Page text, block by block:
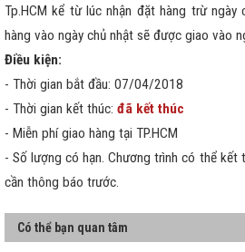
Tp.HCM kể từ lúc nhận đặt hàng trừ ngày
hàng vào ngày chủ nhật sẽ được giao vào
Điều kiện:
- Thời gian bắt đầu: 07/04/2018
- Thời gian kết thúc: đã kết thúc
- Miễn phí giao hàng tại TP.HCM
- Số lượng có hạn. Chương trình có thể kết
cần thông báo trước.
Có thể bạn quan tâm